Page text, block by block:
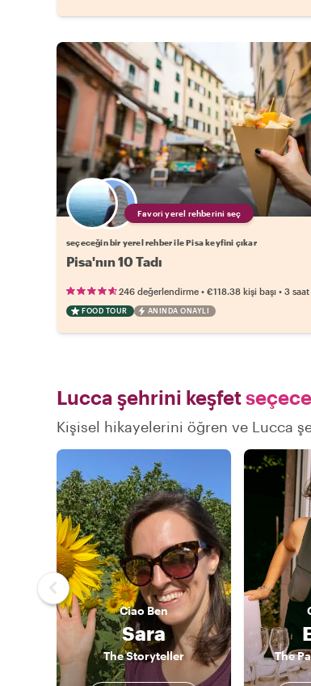
Favori yerel rehberini seç
seçeceğin bir yerel rehber ile Pisa keyfini çıkar
Pisa'nın 10 Tadı
246 değerlendirme • €118.38 kişi başı • 3 saat
FOOD TOUR ANINDA ONAYLI
Lucca şehrini keşfet
Kişisel hikayelerini öğren ve Lucca
Ciao Ben
Sara
The Storyteller The